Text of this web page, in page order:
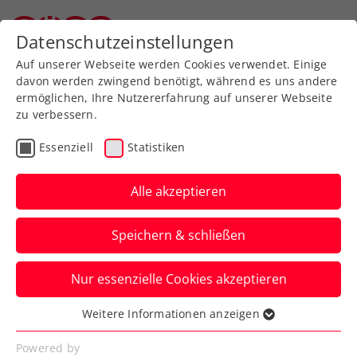
Zurück zur Newsübersicht
Turniere
Lexus neuer
Premiumpartner beim
Upper Austria Ladies Linz
Die Partnerschaft mit dem Weltkonzern
bringt Tennisfans ein Gewinnspiel für VIP-
Karten, Backstage-Tour und mehr.
Verfasst von: Presseaussendung / Redaktion, 18.01.2024
Datenschutzeinstellungen
Auf unserer Webseite werden Cookies verwendet. Einige
davon werden zwingend benötigt, während es uns andere
ermöglichen, Ihre Nutzererfahrung auf unserer Webseite
zu verbessern.
Essenziell Statistiken
Alle akzeptieren
Speichern & schließen
Nur essenzielle Cookies akzeptieren
Essenziell
Essenzielle Cookies werden für grundlegende
Weitere Informationen anzeigen
Powered by